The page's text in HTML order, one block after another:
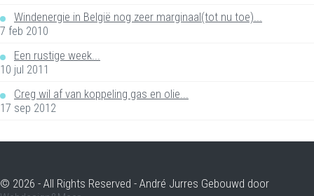
Windenergie in België nog zeer marginaal(tot nu toe)...
7 feb 2010
Een rustige week...
10 jul 2011
Creg wil af van koppeling gas en olie...
17 sep 2012
© 2026 - All Rights Reserved - André Jurres Gebouwd door